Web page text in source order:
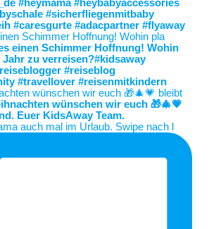
Schimmer Hoffnung! Wohin pla
wünschen wir euch 🎁🎄💗 bleibt
auch mal im Urlaub. Swipe nach l